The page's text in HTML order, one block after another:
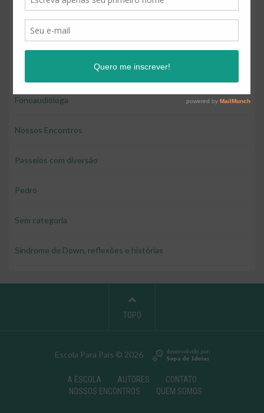
Educação
Educação e diversão
Educação financeira para crianças
Fonoaudióloga
Nossos Encontros
Passeios com diversão
Pedro
Sem categoria
Síndrome de Down, reflexões e histórias
Escola Para Pais © 2026
A ESCOLA AUTORES
CONTATO
NOSSOS ENCONTROS
QUEM SOMOS
TOPO